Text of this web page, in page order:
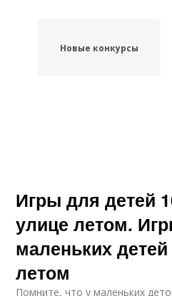
Новые конкурсы
Игры для детей
улице летом.
маленьких
летом
Помните, что у маленьких